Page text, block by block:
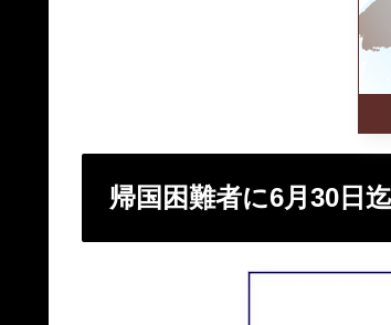
帰国困難者に6月30日